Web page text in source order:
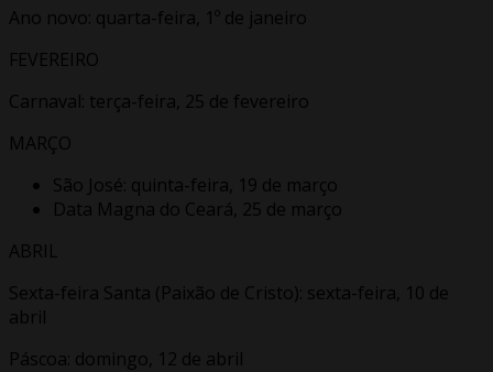
Ano novo: quarta-feira, 1º de janeiro
FEVEREIRO
Carnaval: terça-feira, 25 de fevereiro
MARÇO
São José: quinta-feira, 19 de março
Data Magna do Ceará, 25 de março
ABRIL
Sexta-feira Santa (Paixão de Cristo): sexta-feira, 10 de
abril
Páscoa: domingo, 12 de abril